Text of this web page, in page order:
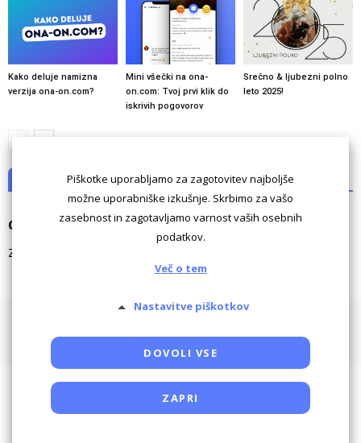
Kako deluje namizna
verzija ona-on.com?
Mini všečki na ona-
on.com: Tvoj prvi klik do
iskrivih pogovorov
Srečno & ljubezni polno
leto 2025!
NI KOMENTARJEV
Odgovori
Za komentiranje morate biti
Piškotke uporabljamo za zagotovitev najboljše
možne uporabniške izkušnje. Skrbimo za vašo
zasebnost in zagotavljamo varnost vaših osebnih
podatkov.
Več o tem
Nastavitve piškotkov
DOVOLI VSE
ZAPRI